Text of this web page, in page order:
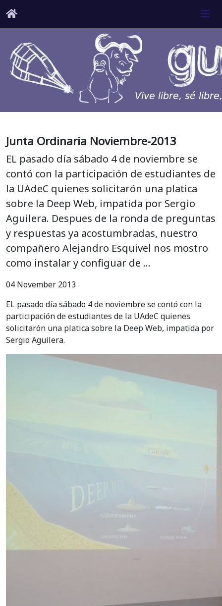
Junta Ordinaria Noviembre-2013
EL pasado día sábado 4 de noviembre se
contó con la participación de estudiantes de
la UAdeC quienes solicitarón una platica
sobre la Deep Web, impatida por Sergio
Aguilera. Despues de la ronda de preguntas
y respuestas ya acostumbradas, nuestro
compañero Alejandro Esquivel nos mostro
como instalar y configuar de …
04 November 2013
EL pasado día sábado 4 de noviembre se contó con la
participación de estudiantes de la UAdeC quienes
solicitarón una platica sobre la Deep Web, impatida por
Sergio Aguilera.